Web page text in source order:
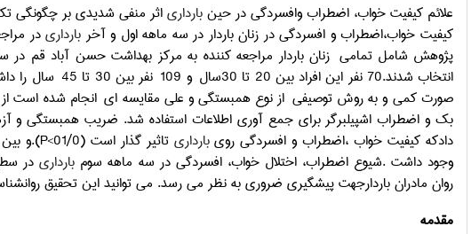
علائم کیفیت خواب، اضطراب وافسردگی در حینبارداریاثر منفی شدیدی بر چگونگی
کیفیت خواب،اضطراب و افسردگی در زنان باردار در سه ماهه اول و آخربارداریدر
پژوهش شامل تمامی
انتخاب شدند.70 نفر این افراد بین 20 تا 30سال
و 109 نفر بین 30 تا 45
سال را
صورت کمی و به روش توصیفی از نوع همبستگی و علی مقایسه ای انجام شده است
بک و اضطراب اشپیلبرگر برای جمع آوری اطلاعات استفاده شد. ضریب همبستگی و
دادکه کیفیت خواب ،اضطراب و افسردگی رویبارداری تاثیر گذار است (01/0> P).و
وجود داشت .شیوع اضطراب، اختلال خواب، افسردگی در سه ماهه سوم بارداریدر
روان مادران باردارجهت پیشگیری ضروری به نظر می رسد. می توانید این تحقیق
مقدمه